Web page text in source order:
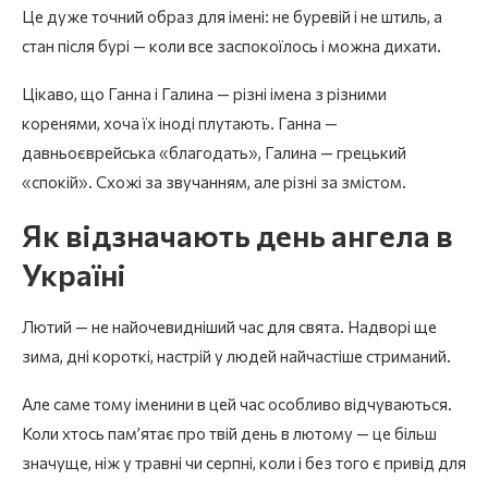
Це дуже точний образ для імені: не буревій і не штиль, а
стан після бурі — коли все заспокоїлось і можна дихати.
Цікаво, що Ганна і Галина — різні імена з різними
коренями, хоча їх іноді плутають. Ганна —
давньоєврейська «благодать», Галина — грецький
«спокій». Схожі за звучанням, але різні за змістом.
Як відзначають день ангела в
Україні
Лютий — не найочевидніший час для свята. Надворі ще
зима, дні короткі, настрій у людей найчастіше стриманий.
Але саме тому іменини в цей час особливо відчуваються.
Коли хтось пам’ятає про твій день в лютому — це більш
значуще, ніж у травні чи серпні, коли і без того є привід для